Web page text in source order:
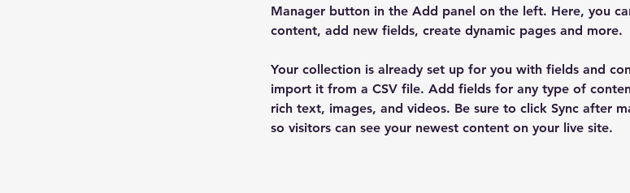
Manager button in the Add panel on the left. Here, you
content, add new fields, create dynamic pages and more.
Your collection is already set up for you with fields and
import it from a CSV file. Add fields for any type of
rich text, images, and videos. Be sure to click Sync after
so visitors can see your newest content on your live site.